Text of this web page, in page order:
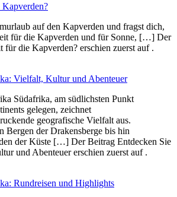
Kapverden?
auf den Kapverden und fragst dich,
für die Kapverden und für Sonne, […] Der
für die Kapverden? erschien zuerst auf .
Vielfalt, Kultur und Abenteuer
Südafrika, a‬m südlichsten Punkt
gelegen, zeichnet
geografische Vielfalt aus.
Bergen d‬er Drakensberge b‬is hin
d‬er Küste […] Der Beitrag Entdecken Sie
und Abenteuer erschien zuerst auf .
Rundreisen und Highlights